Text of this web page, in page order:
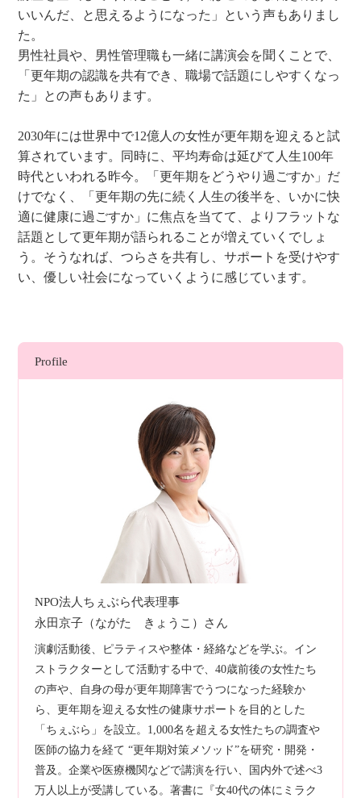
いいんだ、と思えるようになった」という声もありまし
た。
男性社員や、男性管理職も一緒に講演会を聞くことで、
「更年期の認識を共有でき、職場で話題にしやすくなっ
た」との声もあります。
2030年には世界中で12億人の女性が更年期を迎えると試
算されています。同時に、平均寿命は延びて人生100年
時代といわれる昨今。「更年期をどうやり過ごすか」だ
けでなく、「更年期の先に続く人生の後半を、いかに快
適に健康に過ごすか」に焦点を当てて、よりフラットな
話題として更年期が語られることが増えていくでしょ
う。そうなれば、つらさを共有し、サポートを受けやす
い、優しい社会になっていくように感じています。
Profile
NPO法人ちぇぶら代表理事
永田京子（ながた きょうこ）さん
演劇活動後、ピラティスや整体・経絡などを学ぶ。イン
ストラクターとして活動する中で、40歳前後の女性たち
の声や、自身の母が更年期障害でうつになった経験か
ら、更年期を迎える女性の健康サポートを目的とした
「ちぇぶら」を設立。1,000名を超える女性たちの調査や
医師の協力を経て “更年期対策メソッド”を研究・開発・
普及。企業や医療機関などで講演を行い、国内外で述べ3
万人以上が受講している。著書に『女40代の体にミラク